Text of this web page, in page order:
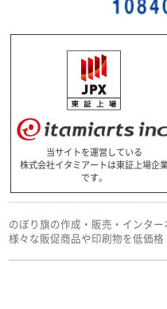
当サイトを運営している
株式会社イタミアートは東証上場企
です。
のぼり旗の作成・販売・インター
様々な販促商品や印刷物を低価格